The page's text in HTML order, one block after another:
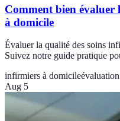
Comment bien évaluer
à domicile
Évaluer la qualité des soins
Suivez notre guide pratique
infirmiers à domicile
Aug 5